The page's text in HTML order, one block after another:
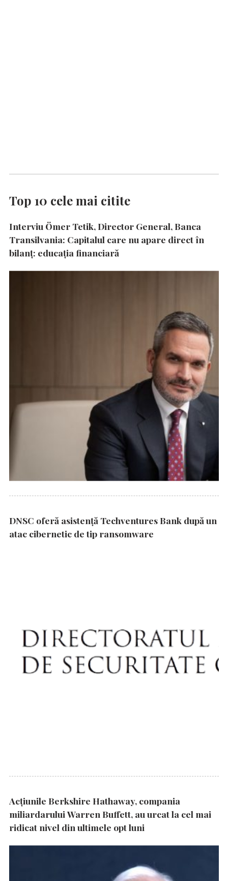
Top 10 cele mai citite
Interviu Ömer Tetik, Director General, Banca
Transilvania: Capitalul care nu apare direct în
bilanț: educația financiară
DNSC oferă asistență Techventures Bank după un
atac cibernetic de tip ransomware
Acțiunile Berkshire Hathaway, compania
miliardarului Warren Buffett, au urcat la cel mai
ridicat nivel din ultimele opt luni